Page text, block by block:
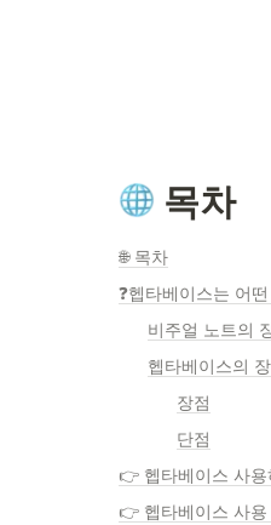
목차
🌐 목차
❓헵타베이스는 어
비주얼 노트의
헵타베이스의
장점
단점
👉 헵타베이스 사용
👉 헵타베이스 사용